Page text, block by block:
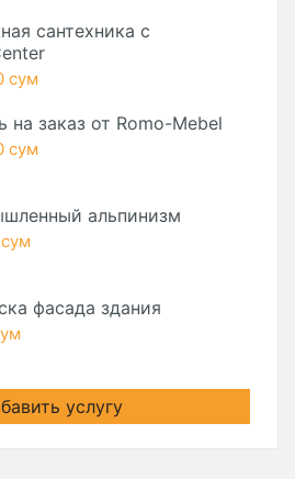
сантехника с
сум
на заказ от Romo-Mebel
сум
альпинизм
фасада здания
услугу